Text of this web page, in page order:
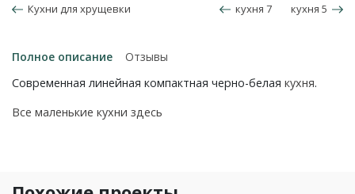
Кухни для хрущевки кухня 7 кухня 5
Полное описание
Отзывы
Современная линейная компактная черно-белая кухня.
Все маленькие кухни здесь